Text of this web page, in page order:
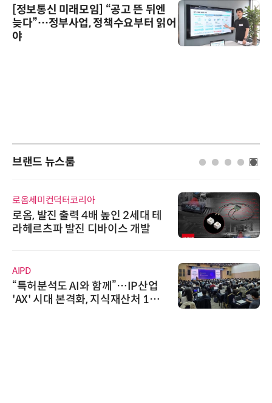
[정보통신 미래모임] “공고 뜬 뒤엔
늦다”…정부사업, 정책수요부터 읽어
야
브랜드 뉴스룸
로옴세미컨덕터코리아
로옴, 발진 출력 4배 높인 2세대 테
라헤르츠파 발진 디바이스 개발
AIPD
“특허분석도 AI와 함께”…IP산업
'AX' 시대 본격화, 지식재산처 1호